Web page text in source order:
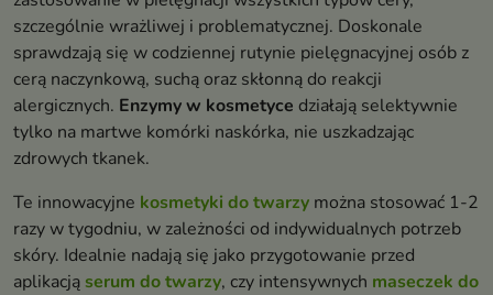
szczególnie wrażliwej i problematycznej. Doskonale
sprawdzają się w codziennej rutynie pielęgnacyjnej osób z
cerą naczynkową, suchą oraz skłonną do reakcji
alergicznych. Enzymy w kosmetyce działają selektywnie
tylko na martwe komórki naskórka, nie uszkadzając
zdrowych tkanek.
Te innowacyjne kosmetyki do twarzy można stosować 1-2
razy w tygodniu, w zależności od indywidualnych potrzeb
skóry. Idealnie nadają się jako przygotowanie przed
aplikacjąserum do twarzy, czy intensywnych maseczek do